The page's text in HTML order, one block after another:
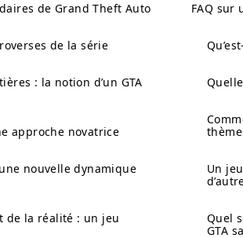
de Grand Theft Auto
de la série
: la notion d’un GTA
approche novatrice
nouvelle dynamique
de la réalité : un jeu
FAQ sur
Un
Quel
GTA